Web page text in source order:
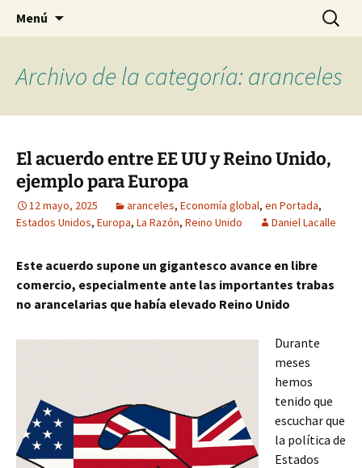
dlacalle.com
Blog de Daniel Lacalle
Menú Buscar:
Archivo de la categoría: aranceles
El acuerdo entre EE UU y Reino Unido,
ejemplo para Europa
12 mayo, 2025 aranceles, Economía global, en Portada,
Estados Unidos, Europa, La Razón, Reino Unido Daniel Lacalle
Este acuerdo supone un gigantesco avance en libre
comercio, especialmente ante las importantes trabas
no arancelarias que había elevado Reino Unido
Durante
meses
hemos
tenido que
escuchar que
la política de
Estados